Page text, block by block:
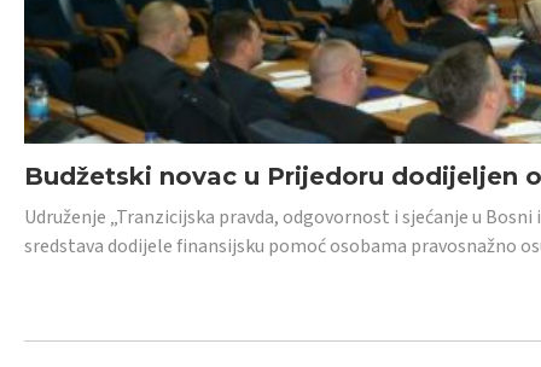
Budžetski novac u Prijedoru dodijeljen
Udruženje „Tranzicijska pravda, odgovornost i sjećanje u
sredstava dodijele finansijsku pomoć osobama pravosnažno